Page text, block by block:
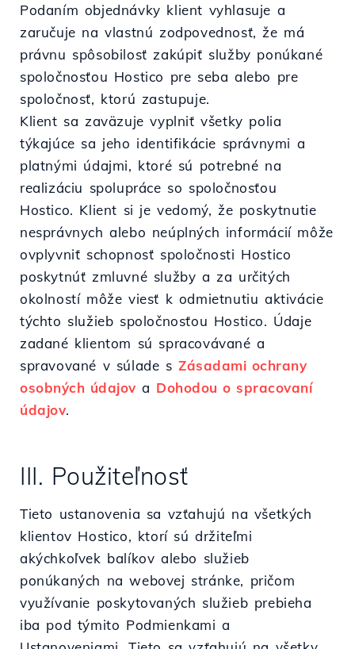
Podaním objednávky klient vyhlasuje a
zaručuje na vlastnú zodpovednosť, že má
právnu spôsobilosť zakúpiť služby ponúkané
spoločnosťou Hostico pre seba alebo pre
spoločnosť, ktorú zastupuje.
Klient sa zaväzuje vyplniť všetky polia
týkajúce sa jeho identifikácie správnymi a
platnými údajmi, ktoré sú potrebné na
realizáciu spolupráce so spoločnosťou
Hostico. Klient si je vedomý, že poskytnutie
nesprávnych alebo neúplných informácií môže
ovplyvniť schopnosť spoločnosti Hostico
poskytnúť zmluvné služby a za určitých
okolností môže viesť k odmietnutiu aktivácie
týchto služieb spoločnosťou Hostico. Údaje
zadané klientom sú spracovávané a
spravované v súlade sZásadami ochrany
osobných údajov a Dohodou o spracovaní
údajov.
III. Použiteľnosť
Tieto ustanovenia sa vzťahujú na všetkých
klientov Hostico, ktorí sú držiteľmi
akýchkoľvek balíkov alebo služieb
ponúkaných na webovej stránke, pričom
využívanie poskytovaných služieb prebieha
iba pod týmito Podmienkami a